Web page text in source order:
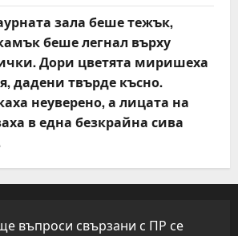
зала беше тежък,
беше легнал върху
Дори цветята миришеха
дадени твърде късно.
неуверено, а лицата на
в една безкрайна сива
въпроси свързани с ПР се